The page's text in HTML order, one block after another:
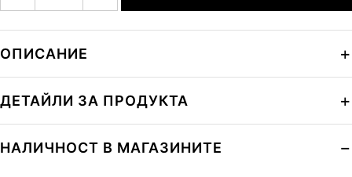
ОПИСАНИЕ
ДЕТАЙЛИ ЗА ПРОДУКТА
НАЛИЧНОСТ В МАГАЗИНИТЕ